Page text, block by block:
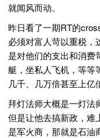
就闻风而动。
昨日看了一期RT的
必须对富人苛以重税，
是对他们的支出和消费
艇，坐私人飞机，等等
几千、几万倍甚至上亿
拜灯法师大概是一灯法
但是让他去搞新政，难
是军火商，那就是石油